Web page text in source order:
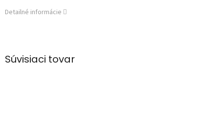
Detailné informácie
Súvisiaci tovar